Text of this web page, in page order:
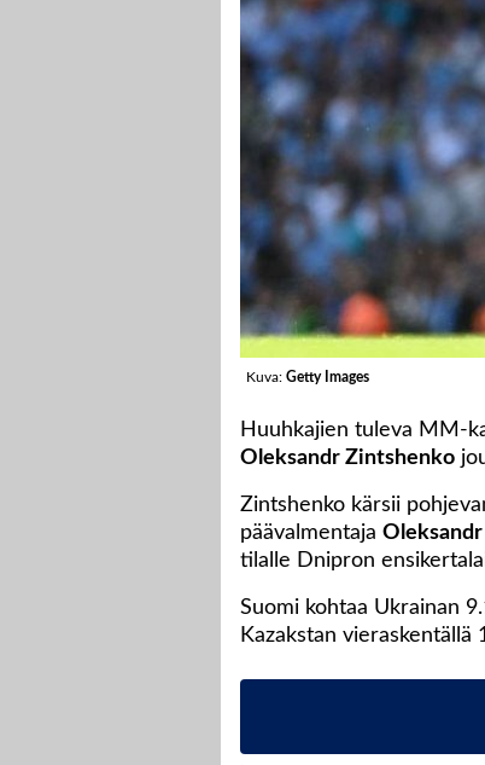
Kuva: Getty Images
Huuhkajien tuleva MM-
Oleksandr Zintshenko
Zintshenko kärsii
päävalmentaja
tilalle Dnipron
Suomi kohtaa Ukrainan
Kazakstan vieraskentällä